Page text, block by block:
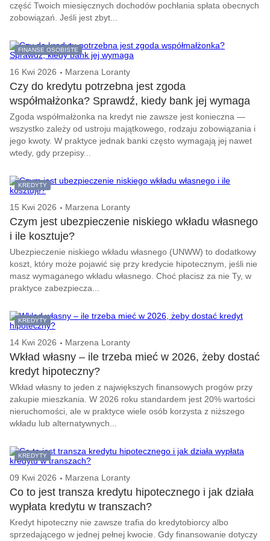
część Twoich miesięcznych dochodów pochłania spłata obecnych
zobowiązań. Jeśli jest zbyt...
FINANSE OSOBISTE
16 Kwi 2026 Marzena Loranty
Czy do kredytu potrzebna jest zgoda
współmałżonka? Sprawdź, kiedy bank jej wymaga
Zgoda współmałżonka na kredyt nie zawsze jest konieczna —
wszystko zależy od ustroju majątkowego, rodzaju zobowiązania i
jego kwoty. W praktyce jednak banki często wymagają jej nawet
wtedy, gdy przepisy...
KREDYTY
15 Kwi 2026 Marzena Loranty
Czym jest ubezpieczenie niskiego wkładu własnego
i ile kosztuje?
Ubezpieczenie niskiego wkładu własnego (UNWW) to dodatkowy
koszt, który może pojawić się przy kredycie hipotecznym, jeśli nie
masz wymaganego wkładu własnego. Choć płacisz za nie Ty, w
praktyce zabezpiecza...
KREDYTY
14 Kwi 2026 Marzena Loranty
Wkład własny – ile trzeba mieć w 2026, żeby dostać
kredyt hipoteczny?
Wkład własny to jeden z największych finansowych progów przy
zakupie mieszkania. W 2026 roku standardem jest 20% wartości
nieruchomości, ale w praktyce wiele osób korzysta z niższego
wkładu lub alternatywnych...
KREDYTY
09 Kwi 2026 Marzena Loranty
Co to jest transza kredytu hipotecznego i jak działa
wypłata kredytu w transzach?
Kredyt hipoteczny nie zawsze trafia do kredytobiorcy albo
sprzedającego w jednej pełnej kwocie. Gdy finansowanie dotyczy